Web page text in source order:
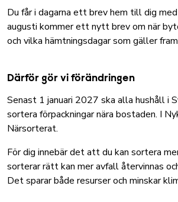
Du får i dagarna ett brev hem till dig
augusti kommer ett nytt brev om när
och vilka hämtningsdagar som gäller
Därför gör vi förändringen
Senast 1 januari 2027 ska alla hushåll i
sortera förpackningar nära bostaden. I
Närsorterat.
För dig innebär det att du kan sortera
sorterar rätt kan mer avfall återvinnas
Det sparar både resurser och minskar